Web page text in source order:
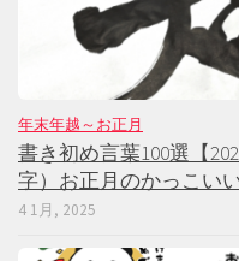
年末年越～お正月
書き初め言葉100選【
字）お正月のかっこい
4 1月, 2025